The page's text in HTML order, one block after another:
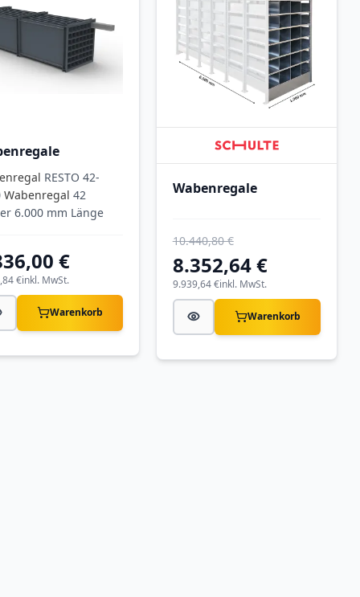
RESTO 42-
Wabenregal 42
6.000 mm Länge
€
inkl. MwSt.
€
Warenkorb
Wabenregale
8.352,64 €
10.440,80 €
inkl. MwSt.
9.939,64 €
Warenkorb